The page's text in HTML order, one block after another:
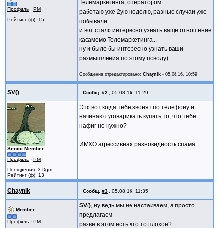
Профиль · PM
Рейтинг (ф): 15
Телемаркетинга, оператором
работаю уже 2ую неделю, разные случаи уже
побывали...
и вот стало интересно узнать ваще отношение
касамемо Телемаркетинга...
ну и было бы интересно узнать ваши
размышления по этому поводу)
Сообщение отредактировано: Chaynik - 05.08.16, 10:59
SV() Сообщ. #2 05.08.16, 11:29
Senior Member
Профиль · PM
Поощрения: 3 Dgm
Рейтинг (ф): 13
Это вот когда тебе звонят по телефону и
начинают уговаривать купить то, что тебе
нафиг не нужно?
ИМХО агрессивная разновидность спама.
Chaynik Сообщ. #3 05.08.16, 11:35
Member
Профиль · PM
SV(), ну ведь мы не настаиваем, а просто
предлагаем
разве в этом есть что то плохое?